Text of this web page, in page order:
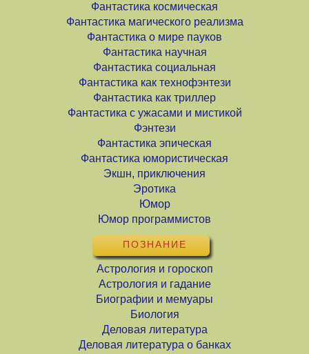
Фантастика космическая
Фантастика магического реализма
Фантастика о мире пауков
Фантастика научная
Фантастика социальная
Фантастика как технофэнтези
Фантастика как триллер
Фантастика с ужасами и мистикой
Фэнтези
Фантастика эпическая
Фантастика юмористическая
Экшн, приключения
Эротика
Юмор
Юмор программистов
ПОЗНАНИЕ
Астрология и гороскоп
Астрология и гадание
Биографии и мемуары
Биология
Деловая литература
Деловая литература о банках